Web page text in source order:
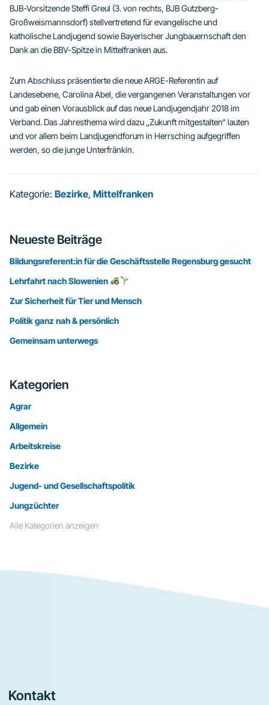
BJB-Vorsitzende Steffi Greul (3. von rechts, BJB Gutzberg-
Großweismannsdorf) stellvertretend für evangelische und
katholische Landjugend sowie Bayerischer Jungbauernschaft den
Dank an die BBV-Spitze in Mittelfranken aus.
Zum Abschluss präsentierte die neue ARGE-Referentin auf
Landesebene, Carolina Abel, die vergangenen Veranstaltungen vor
und gab einen Vorausblick auf das neue Landjugendjahr 2018 im
Verband. Das Jahresthema wird dazu „Zukunft mitgestalten“ lauten
und vor allem beim Landjugendforum in Herrsching aufgegriffen
werden, so die junge Unterfränkin.
Kategorie: Bezirke, Mittelfranken
Seitenspalte
Neueste Beiträge
Bildungsreferent:in für die Geschäftsstelle Regensburg gesucht
Lehrfahrt nach Slowenien
Zur Sicherheit für Tier und Mensch
Politik ganz nah & persönlich
Gemeinsam unterwegs
Kategorien
Agrar
Allgemein
Arbeitskreise
Bezirke
Jugend- und Gesellschaftspolitik
Jungzüchter
Alle Kategorien anzeigen
Footer
Kontakt